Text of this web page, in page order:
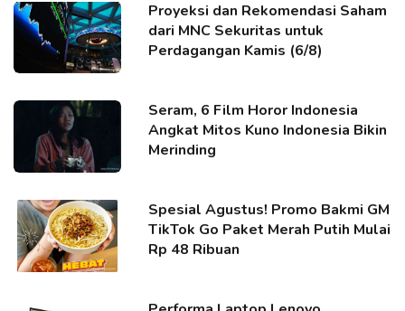
Proyeksi dan Rekomendasi Saham
dari MNC Sekuritas untuk
Perdagangan Kamis (6/8)
Seram, 6 Film Horor Indonesia
Angkat Mitos Kuno Indonesia Bikin
Merinding
Spesial Agustus! Promo Bakmi GM
TikTok Go Paket Merah Putih Mulai
Rp 48 Ribuan